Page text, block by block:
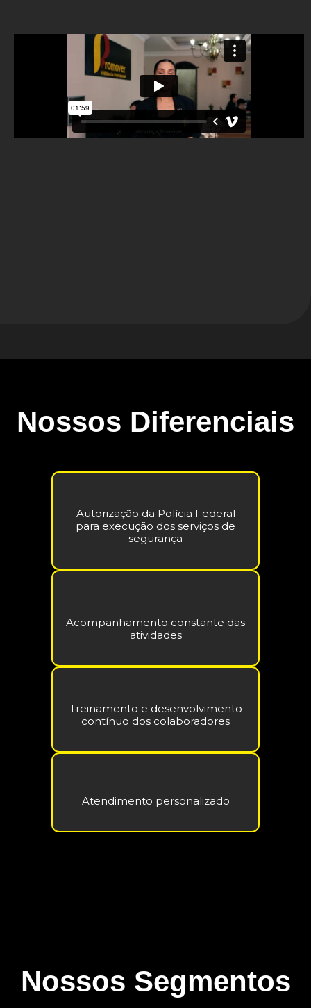
Nossos Diferenciais
Autorização da Polícia Federal
para execução dos serviços de
segurança
Acompanhamento constante das
atividades
Treinamento e desenvolvimento
contínuo dos colaboradores
Atendimento personalizado
Nossos Segmentos